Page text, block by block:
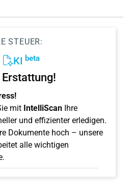
STEUER:
KI beta
mit IntelliScan Ihre
und effizienter erledigen.
Dokumente hoch – unsere
alle wichtigen